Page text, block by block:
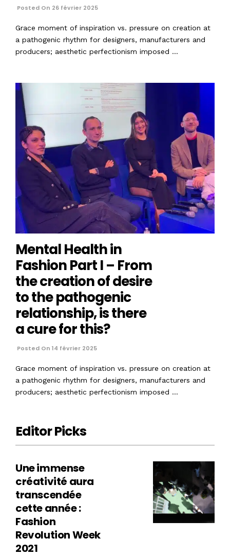
Posted On 26 février 2025
Grace moment of inspiration vs. pressure on creation at
a pathogenic rhythm for designers, manufacturers and
producers; aesthetic perfectionism imposed …
Mental Health in
Fashion Part I – From
the creation of desire
to the pathogenic
relationship, is there
a cure for this?
Posted On 14 février 2025
Grace moment of inspiration vs. pressure on creation at
a pathogenic rhythm for designers, manufacturers and
producers; aesthetic perfectionism imposed …
Editor Picks
Une immense
créativité aura
transcendée
cette année :
Fashion
Revolution Week
2021